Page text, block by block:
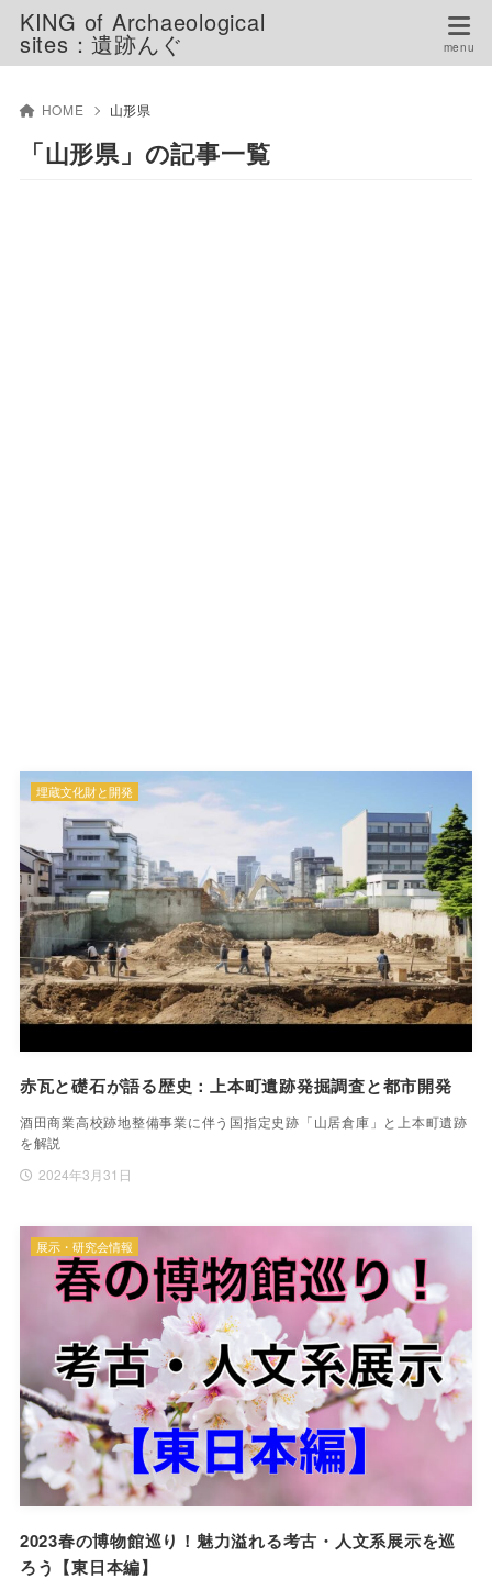
KING of Archaeological
sites：遺跡んぐ
HOME 山形県
「山形県」の記事一覧
赤瓦と礎石が語る歴史：上本町遺跡発掘調査と都市開発
酒田商業高校跡地整備事業に伴う国指定史跡「山居倉庫」と上本町遺跡
を解説
2024年3月31日
埋蔵文化財と開発
2023春の博物館巡り！魅力溢れる考古・人文系展示を巡
ろう【東日本編】
展示・研究会情報